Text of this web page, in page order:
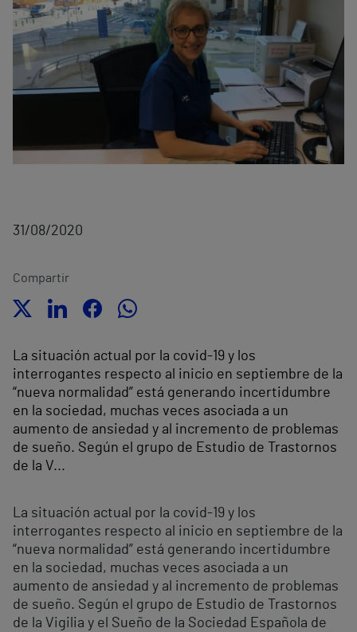
31/08/2020
Compartir
La situación actual por la covid-19 y los
interrogantes respecto al inicio en septiembre de la
“nueva normalidad” está generando incertidumbre
en la sociedad, muchas veces asociada a un
aumento de ansiedad y al incremento de problemas
de sueño. Según el grupo de Estudio de Trastornos
de la V...
La situación actual por la covid-19 y los
interrogantes respecto al inicio en septiembre de la
“nueva normalidad” está generando incertidumbre
en la sociedad, muchas veces asociada a un
aumento de ansiedad y al incremento de problemas
de sueño. Según el grupo de Estudio de Trastornos
de la Vigilia y el Sueño de la Sociedad Española de